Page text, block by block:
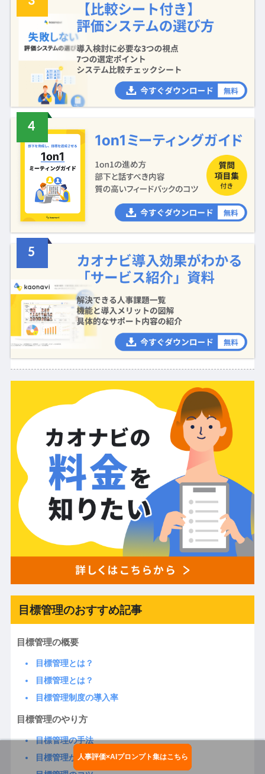
目標管理のおすすめ記事
目標管理の概要
目標管理とは？
目標管理とは？
目標管理制度の導入率
目標管理のやり方
目標管理の手法
目標管理がうまくいかないときは？
お役立ち資料ダウンロード
人事評価×AIプロンプト集はこちら